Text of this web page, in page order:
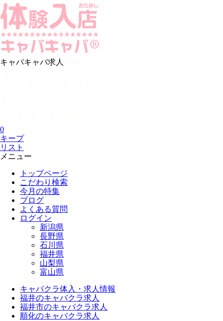
キャバキャバ求人
0
キープ
リスト
メニュー
トップページ
こだわり検索
今月の特集
ブログ
よくある質問
ログイン
新潟県
長野県
石川県
福井県
山梨県
富山県
キャバクラ体入・求人情報
福井のキャバクラ求人
福井市のキャバクラ求人
順化のキャバクラ求人